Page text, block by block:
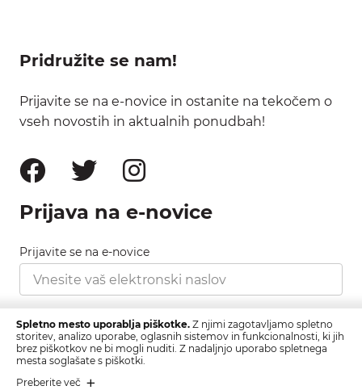
Pridružite se nam!
Prijavite se na e-novice in ostanite na tekočem o
vseh novostih in aktualnih ponudbah!
Prijava na e-novice
Prijavite se na e-novice
Strinjam se s pravilnikom zasebnosti, ki ga najdete
tukaj.
Spletno mesto uporablja piškotke. Z njimi zagotavljamo spletno
storitev, analizo uporabe, oglasnih sistemov in funkcionalnosti, ki jih
brez piškotkov ne bi mogli nuditi. Z nadaljnjo uporabo spletnega
mesta soglašate s piškotki.
Preberite več